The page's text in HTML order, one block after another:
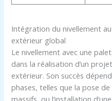
Intégration du nivellement
extérieur global
Le nivellement avec une
dans la réalisation d’un
extérieur. Son succès
phases, telles que la pose